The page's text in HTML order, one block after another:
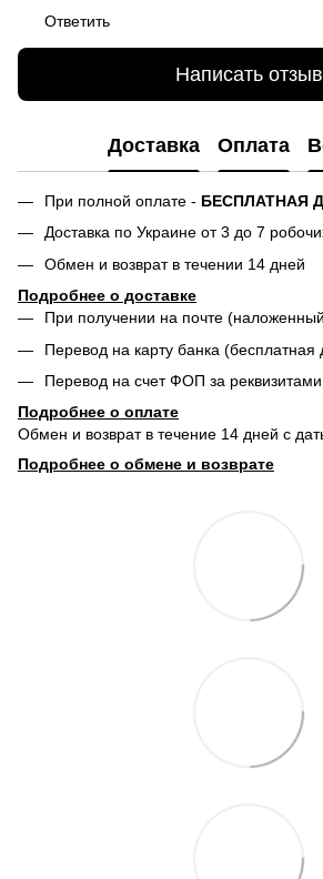
Ответить
Написать отзыв
Доставка Оплата
При полной оплате - БЕСПЛАТНАЯ
Доставка по Украине от 3 до 7
Обмен и возврат в течении 14 дней
Подробнее о доставке
При получении на почте
Перевод на карту банка (бесплатная
Перевод на счет ФОП за реквизитами
Подробнее о оплате
Обмен и возврат в течение 14 дней с
Подробнее о обмене и возврате